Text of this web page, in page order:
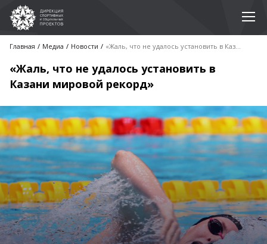
Главная Медиа Новости «Жаль, что не удалось установить в Казани мировой рекорд»
«Жаль, что не удалось установить в
Казани мировой рекорд»